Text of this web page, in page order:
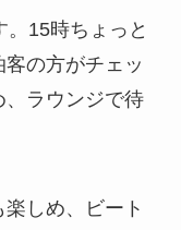
15時ちょっと
の方がチェッ
、ラウンジで待
しめ、ビート